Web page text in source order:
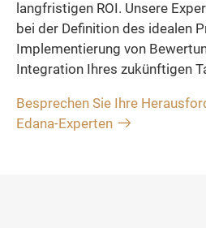
langfristigen ROI. Unsere
bei der Definition des idealen
Implementierung von
Integration Ihres zukünftigen
Besprechen Sie Ihre
Edana-Experten